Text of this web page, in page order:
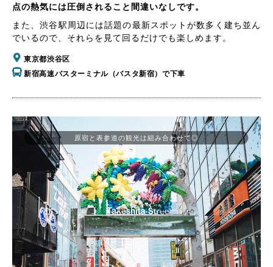
点の熱気には圧倒されること間違いなしです。
また、渋谷駅周辺には話題の最新スポットが数多く建ち並ん
でいるので、それらを見て回るだけでも楽しめます。
東京都渋谷区
新宿高速バスターミナル（バスタ新宿）で下車
原宿と表参道の観光は組み合わせて◎